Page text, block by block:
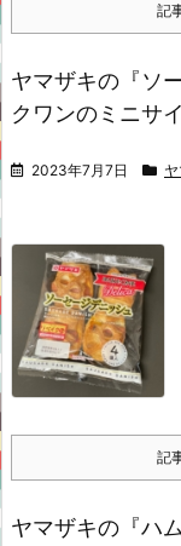
記
ヤマザキの『ソ
クワンのミニサ
2023年7月7日
記
ヤマザキの『ハ